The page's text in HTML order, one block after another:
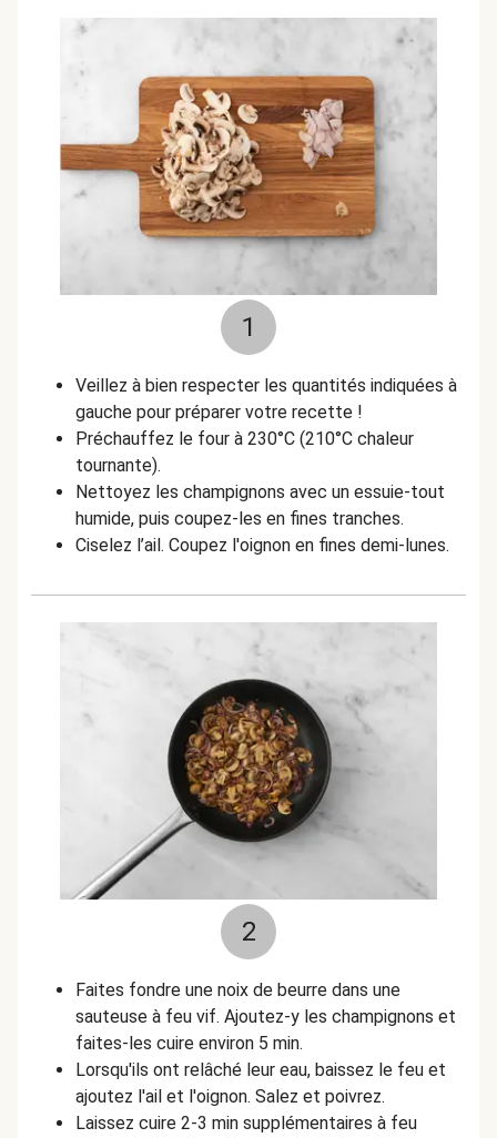
1
Veillez à bien respecter les quantités indiquées à
gauche pour préparer votre recette !
Préchauffez le four à 230°C (210°C chaleur
tournante).
Nettoyez les champignons avec un essuie-tout
humide, puis coupez-les en fines tranches.
Ciselez l’ail. Coupez l'oignon en fines demi-lunes.
2
Faites fondre une noix de beurre dans une
sauteuse à feu vif. Ajoutez-y les champignons et
faites-les cuire environ 5 min.
Lorsqu'ils ont relâché leur eau, baissez le feu et
ajoutez l'ail et l'oignon. Salez et poivrez.
Laissez cuire 2-3 min supplémentaires à feu